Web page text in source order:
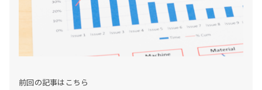
前回の記事はこちら